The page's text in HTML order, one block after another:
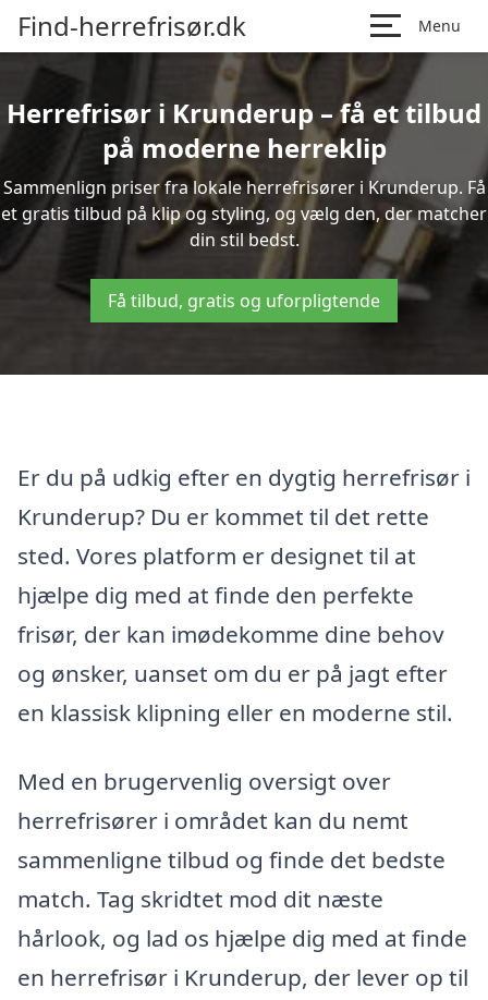
Find-herrefrisør.dk Menu
Herrefrisør i Krunderup – få et tilbud
på moderne herreklip
Sammenlign priser fra lokale herrefrisører i Krunderup. Få
et gratis tilbud på klip og styling, og vælg den, der matcher
din stil bedst.
Få tilbud, gratis og uforpligtende
Er du på udkig efter en dygtig herrefrisør i
Krunderup? Du er kommet til det rette
sted. Vores platform er designet til at
hjælpe dig med at finde den perfekte
frisør, der kan imødekomme dine behov
og ønsker, uanset om du er på jagt efter
en klassisk klipning eller en moderne stil.
Med en brugervenlig oversigt over
herrefrisører i området kan du nemt
sammenligne tilbud og finde det bedste
match. Tag skridtet mod dit næste
hårlook, og lad os hjælpe dig med at finde
en herrefrisør i Krunderup, der lever op til